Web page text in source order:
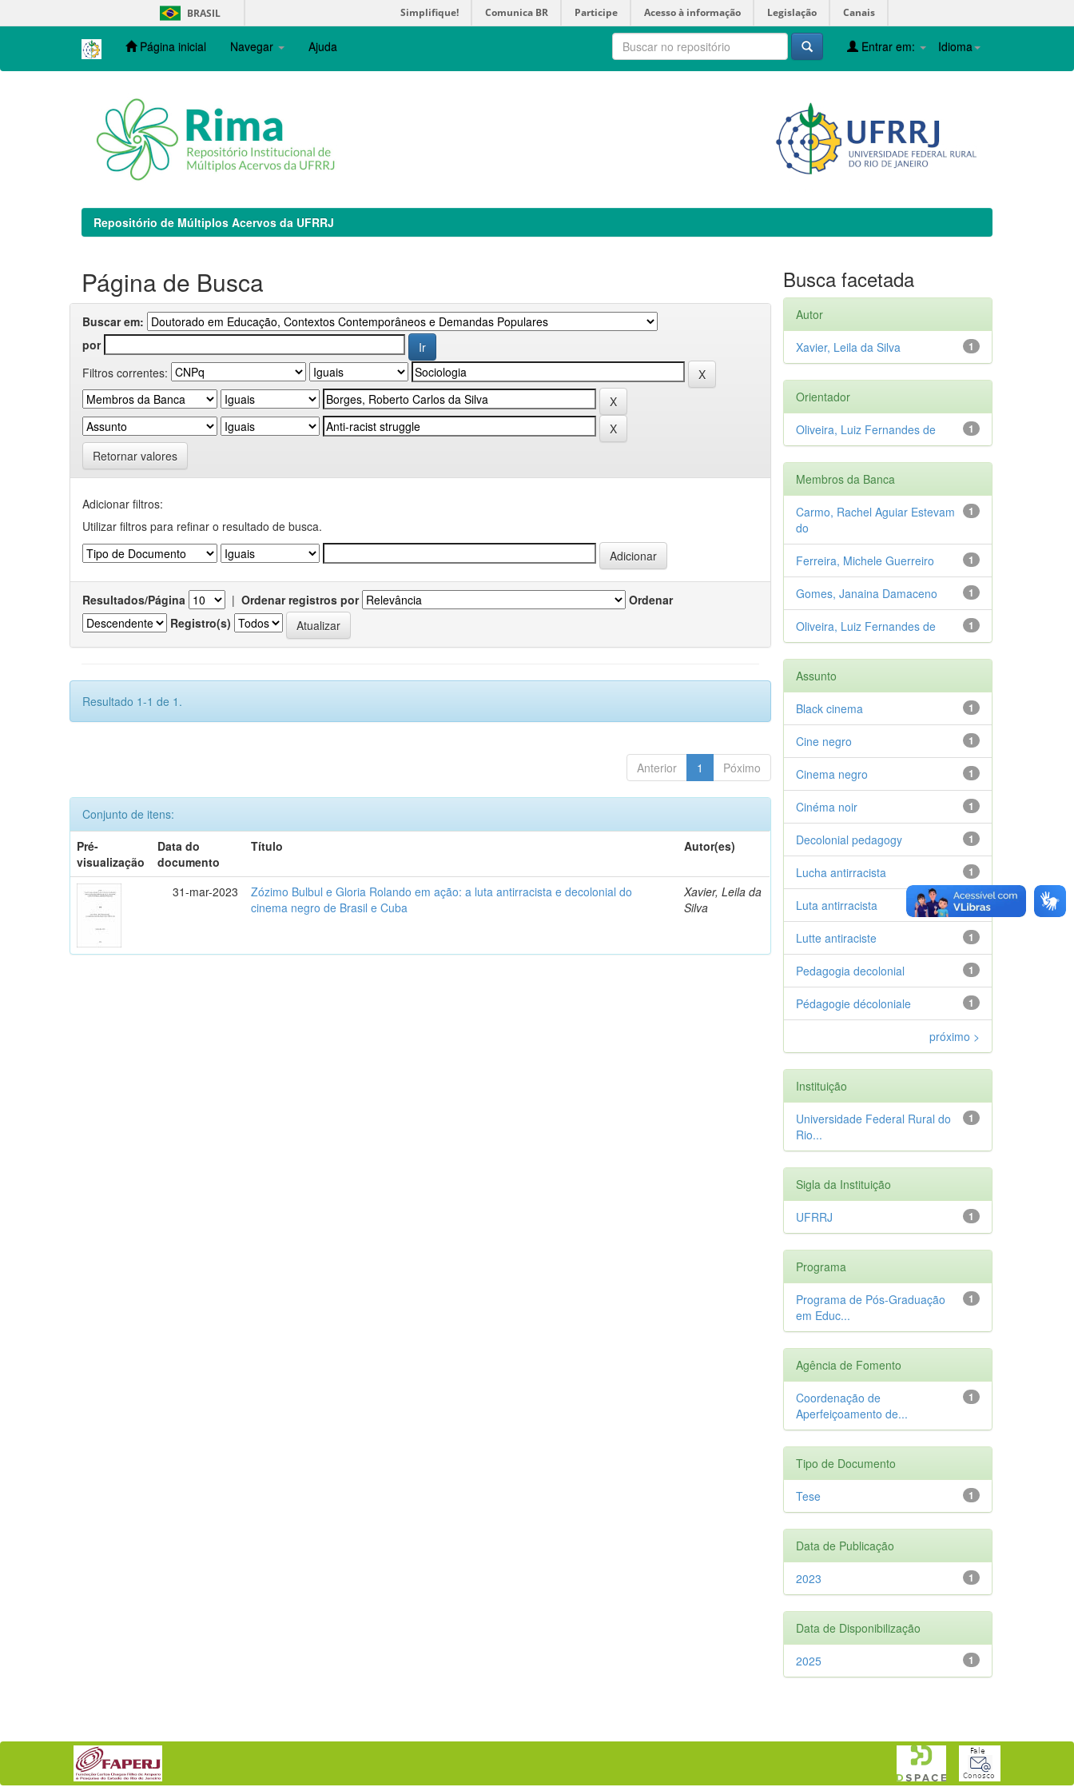
navigation
BRASIL Simplifique! Comunica BR Participe Acesso à informação Legislação Canais
Página inicial Navegar Ajuda Idioma
Entrar em:
Repositório de Múltiplos Acervos da UFRRJ
Página de Busca
Buscar em:
por
Filtros correntes:
Retornar valores
Adicionar filtros:
Utilizar filtros para refinar o resultado de busca.
Resultados/Página | Ordenar registros por
Ordenar
Registro(s)
Resultado 1-1 de 1.
Anterior 1 Póximo
Conjunto de itens:
Pré-
visualização
Data do
documento
Título Autor(es)
31-mar-2023
Zózimo Bulbul e Gloria Rolando em ação: a luta antirracista e decolonial do
cinema negro de Brasil e Cuba
Xavier, Leila da
Silva
Busca facetada
Autor
1
Xavier, Leila da Silva
Orientador
1
Oliveira, Luiz Fernandes de
Membros da Banca
1
Carmo, Rachel Aguiar Estevam
do
1
Ferreira, Michele Guerreiro
1
Gomes, Janaina Damaceno
1
Oliveira, Luiz Fernandes de
Assunto
1
Black cinema
1
Cine negro
1
Cinema negro
1
Cinéma noir
1
Decolonial pedagogy
1
Lucha antirracista
1
Luta antirracista
1
Lutte antiraciste
1
Pedagogia decolonial
1
Pédagogie décoloniale
próximo >
Instituição
1
Universidade Federal Rural do
Rio...
Sigla da Instituição
1
UFRRJ
Programa
1
Programa de Pós-Graduação
em Educ...
Agência de Fomento
1
Coordenação de
Aperfeiçoamento de...
Tipo de Documento
1
Tese
Data de Publicação
1
2023
Data de Disponibilização
1
2025